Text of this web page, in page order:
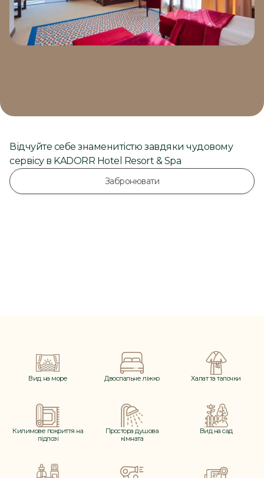
Відчуйте себе знаменитістю завдяки чудовому
сервісу в KADORR Hotel Resort & Spa
Забронювати
Вид на море Двоспальне ліжко Халат та тапочки
Килимове покриття на
підлозі
Простора душова
кімната
Вид на сад